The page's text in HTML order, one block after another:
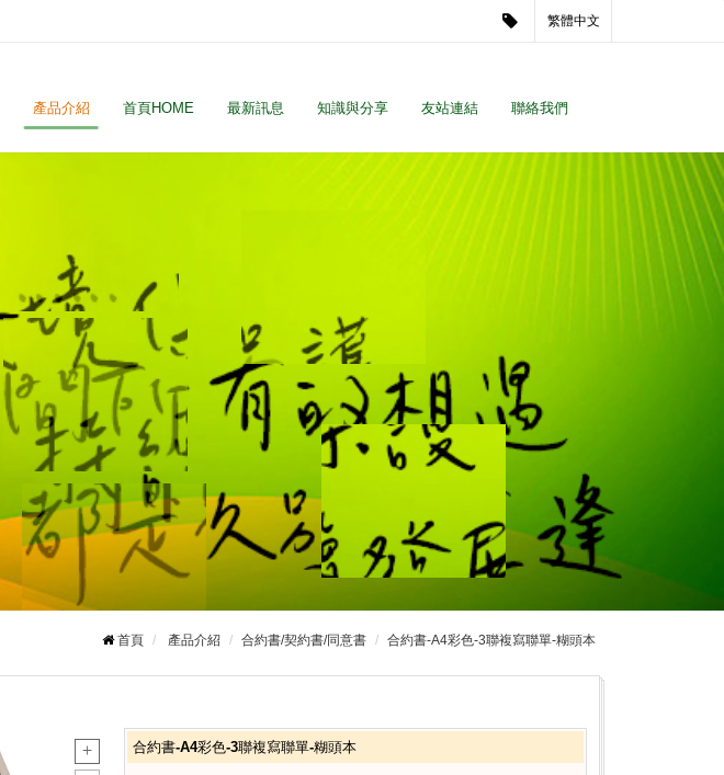
繁體中文
產品介紹 首頁HOME 最新訊息 知識與分享 友站連結 聯絡我們
首頁 產品介紹 合約書/契約書/同意書 合約書-A4彩色-3聯複寫聯單-糊頭本
合約書-A4彩色-3聯複寫聯單-糊頭本